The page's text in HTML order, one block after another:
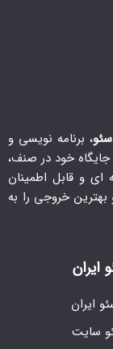
سئو، برنامه نویسی و
خود در صنف،
و قابل اطمینان
خروجی را به
ایران
سایت